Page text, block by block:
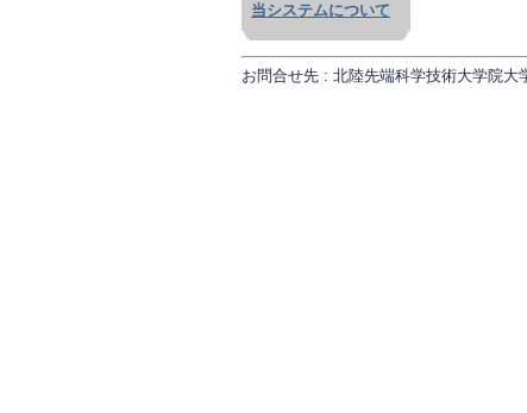
当システムについて
お問合せ先 : 北陸先端科学技術大学院